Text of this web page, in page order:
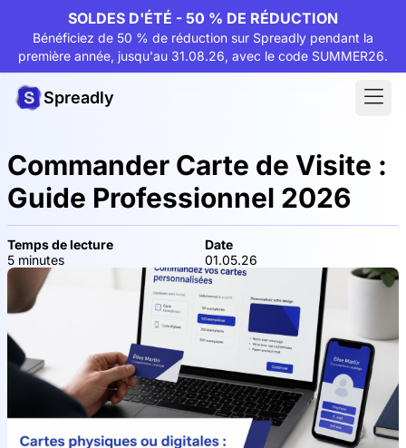
SOLDES D'ÉTÉ - 50 % DE RÉDUCTION
Bénéficiez de 50 % de réduction sur Spreadly pendant la
première année, jusqu'au 31.08.26, avec le code SUMMER26.
Spreadly
Commander Carte de Visite :
Guide Professionnel 2026
Temps de lecture
5 minutes
Date
01.05.26